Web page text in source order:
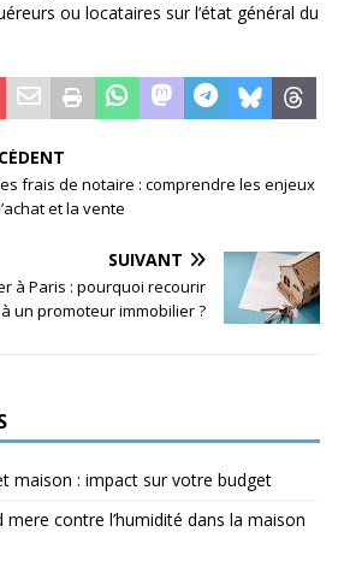
ou locataires sur l’état général du
frais de notaire : comprendre les enjeux
et la vente
SUIVANT
à Paris : pourquoi recourir
à un promoteur immobilier ?
maison : impact sur votre budget
contre l’humidité dans la maison